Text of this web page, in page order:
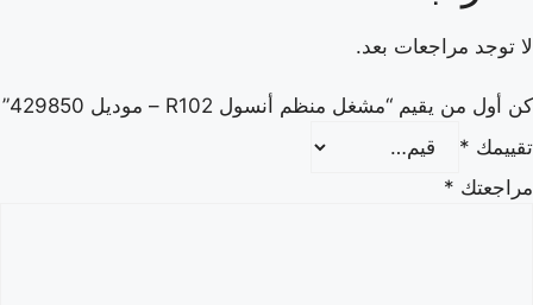
لا توجد مراجعات بعد.
كن أول من يقيم “مشغل منظم أنسول R102 – موديل 429850”
تقييمك *
مراجعتك *